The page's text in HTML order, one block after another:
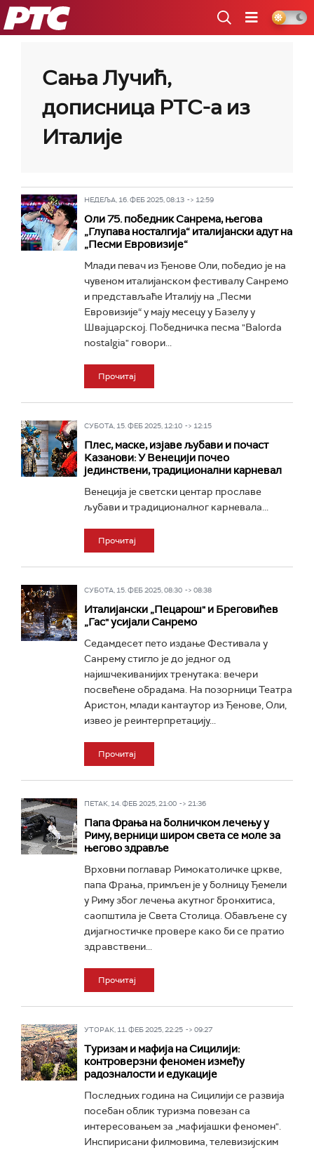
РТС
Сања Лучић,
дописница РТС-а из
Италије
НЕДЕЉА, 16. ФЕБ 2025, 08:13 -> 12:59
Оли 75. победник Санрема, његова
„Глупава носталгија“ италијански адут на
„Песми Евровизије“
Млади певач из Ђенове Оли, победио је на
чувеном италијанском фестивалу Санремо
и представљаће Италију на „Песми
Евровизије“ у мају месецу у Базелу у
Швајцарској. Победничка песма "Balorda
nostalgia" говори...
Прочитај
СУБОТА, 15. ФЕБ 2025, 12:10 -> 12:15
Плес, маске, изјаве љубави и почаст
Казанови: У Венецији почео
јединствени, традиционални карневал
Венеција је светски центар прославе
љубави и традиционалног карневала...
Прочитај
СУБОТА, 15. ФЕБ 2025, 08:30 -> 08:38
Италијански „Пецарош" и Бреговићев
„Гас" усијали Санремо
Седамдесет пето издање Фестивала у
Санрему стигло је до једног од
најишчекиванијих тренутака: вечери
посвећене обрадама. На позорници Театра
Аристон, млади кантаутор из Ђенове, Оли,
извео је реинтерпретацију...
Прочитај
ПЕТАК, 14. ФЕБ 2025, 21:00 -> 21:36
Папа Фрања на болничком лечењу у
Риму, верници широм света се моле за
његово здравље
Врховни поглавар Римокатоличке цркве,
папа Фрања, примљен је у болницу Ђемели
у Риму због лечења акутног бронхитиса,
саопштила је Света Столица. Обављене су
дијагностичке провере како би се пратио
здравствени...
Прочитај
УТОРАК, 11. ФЕБ 2025, 22:25 -> 09:27
Туризам и мафија на Сицилији:
контроверзни феномен између
радозналости и едукације
Последњих година на Сицилији се развија
посебан облик туризма повезан са
интересовањем за „мафијашки феномен".
Инспирисани филмовима, телевизијским